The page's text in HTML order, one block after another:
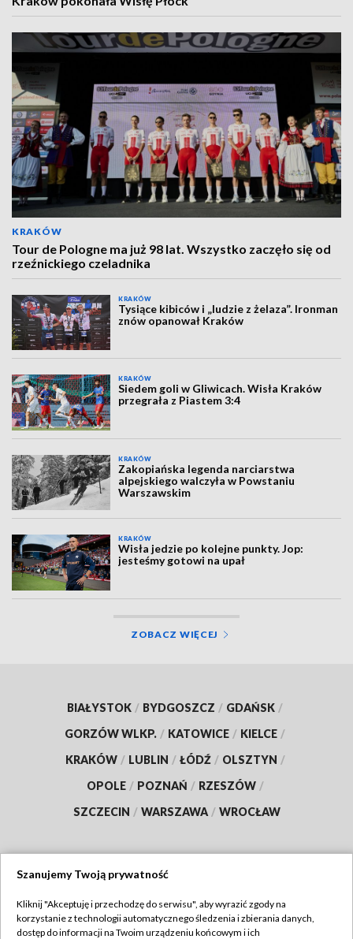
KRAKÓW
Tour de Pologne ma już 98 lat. Wszystko zaczęło się od
rzeźnickiego czeladnika
KRAKÓW
Tysiące kibiców i „ludzie z żelaza”. Ironman
znów opanował Kraków
KRAKÓW
Siedem goli w Gliwicach. Wisła Kraków
przegrała z Piastem 3:4
KRAKÓW
Zakopiańska legenda narciarstwa
alpejskiego walczyła w Powstaniu
Warszawskim
KRAKÓW
Wisła jedzie po kolejne punkty. Jop:
jesteśmy gotowi na upał
ZOBACZ WIĘCEJ
BIAŁYSTOK / BYDGOSZCZ / GDAŃSK /
GORZÓW WLKP. / KATOWICE / KIELCE /
KRAKÓW / LUBLIN / ŁÓDŹ / OLSZTYN /
OPOLE / POZNAŃ / RZESZÓW /
SZCZECIN / WARSZAWA / WROCŁAW
TVP
Szanujemy Twoją prywatność
Kliknij "Akceptuję i przechodzę do serwisu", aby wyrazić zgody na
korzystanie z technologii automatycznego śledzenia i zbierania danych,
dostęp do informacji na Twoim urządzeniu końcowym i ich